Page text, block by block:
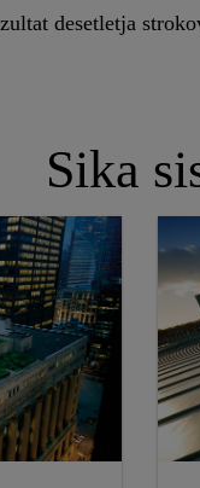
desetletja
Sika